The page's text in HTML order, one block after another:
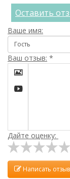
Оставить
Ваше имя:
Ваш отзыв: *


Дайте оценку:
Написать отзыв